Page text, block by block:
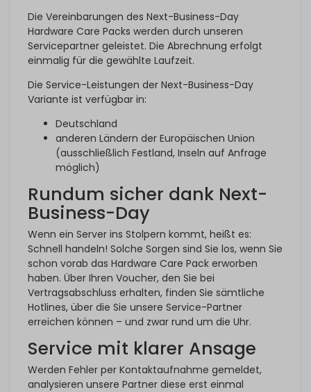
Die Vereinbarungen des Next-Business-Day
Hardware Care Packs werden durch unseren
Servicepartner geleistet. Die Abrechnung erfolgt
einmalig für die gewählte Laufzeit.
Die Service-Leistungen der Next-Business-Day
Variante ist verfügbar in:
Deutschland
anderen Ländern der Europäischen Union
(ausschließlich Festland, Inseln auf Anfrage
möglich)
Rundum sicher dank Next-
Business-Day
Wenn ein Server ins Stolpern kommt, heißt es:
Schnell handeln! Solche Sorgen sind Sie los, wenn Sie
schon vorab das Hardware Care Pack erworben
haben. Über Ihren Voucher, den Sie bei
Vertragsabschluss erhalten, finden Sie sämtliche
Hotlines, über die Sie unsere Service-Partner
erreichen können – und zwar rund um die Uhr.
Service mit klarer Ansage
Werden Fehler per Kontaktaufnahme gemeldet,
analysieren unsere Partner diese erst einmal